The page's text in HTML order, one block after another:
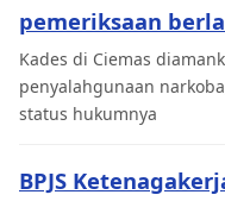
pemeriksaan
Kades di Ciemas
penyalahgunaan
status hukumnya
BPJS